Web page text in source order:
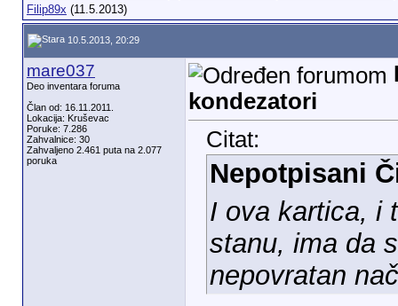
Filip89x (11.5.2013)
10.5.2013, 20:29
mare037
Deo inventara foruma
Član od: 16.11.2011.
Lokacija: Kruševac
Poruke: 7.286
Zahvalnice: 30
Zahvaljeno 2.461 puta na 2.077
poruka
kondezatori
Citat:
Nepotpisani
I ova kartica, i
stanu, ima da
nepovratan